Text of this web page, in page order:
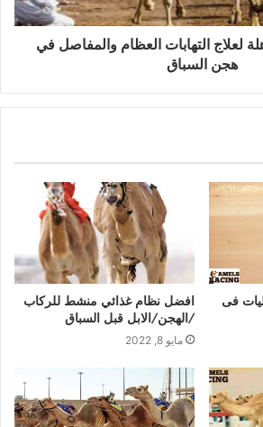
لعلاج التهابات العظام والمفاصل في
هجن السباق
فى
افضل نظام غذائي منشط للركاب
/الهجن/الابل قبل السباق
مايو 8, 2022